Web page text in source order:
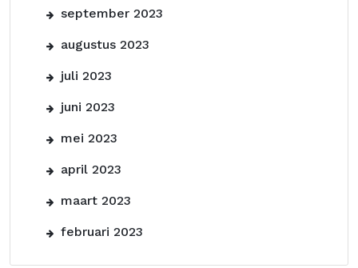
september 2023
augustus 2023
juli 2023
juni 2023
mei 2023
april 2023
maart 2023
februari 2023